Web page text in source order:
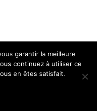
garantir la meilleure
continuez à utiliser ce
en êtes satisfait.